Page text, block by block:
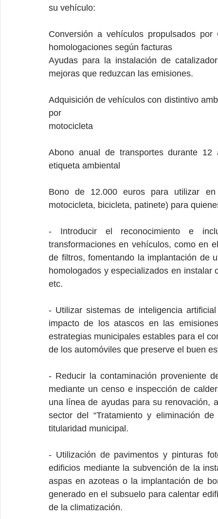
su vehículo:
Conversión a vehículos propulsados
homologaciones según facturas
Ayudas para la instalación de
mejoras que reduzcan las emisiones.
Adquisición de vehículos con distintivo
por
motocicleta
Abono anual de transportes durante
etiqueta ambiental
Bono de 12.000 euros para utilizar en
motocicleta, bicicleta, patinete) para
- Introducir el reconocimiento e
transformaciones en vehículos, como en
de filtros, fomentando la implantación de
homologados y especializados en
etc.
- Utilizar sistemas de inteligencia
impacto de los atascos en las
estrategias municipales estables para el
de los automóviles que preserve el buen
- Reducir la contaminación proveniente
mediante un censo e inspección de
una línea de ayudas para su renovación,
sector del “Tratamiento y eliminación
titularidad municipal.
- Utilización de pavimentos y pinturas
edificios mediante la subvención de la
aspas en azoteas o la implantación de
generado en el subsuelo para calentar
de la climatización.